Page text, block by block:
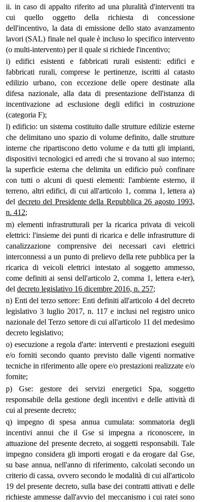
ii. in caso di appalto riferito ad una pluralità d'interventi tra
cui quello oggetto della richiesta di concessione
dell'incentivo, la data di emissione dello stato avanzamento
lavori (SAL) finale nel quale è incluso lo specifico intervento
(o multi-intervento) per il quale si richiede l'incentivo;
i) edifici esistenti e fabbricati rurali esistenti: edifici e
fabbricati rurali, comprese le pertinenze, iscritti al catasto
edilizio urbano, con eccezione delle opere destinate alla
difesa nazionale, alla data di presentazione dell'istanza di
incentivazione ad esclusione degli edifici in costruzione
(categoria F);
l) edificio: un sistema costituito dalle strutture edilizie esterne
che delimitano uno spazio di volume definito, dalle strutture
interne che ripartiscono detto volume e da tutti gli impianti,
dispositivi tecnologici ed arredi che si trovano al suo interno;
la superficie esterna che delimita un edificio può confinare
con tutti o alcuni di questi elementi: l'ambiente esterno, il
terreno, altri edifici, di cui all'articolo 1, comma 1, lettera a)
del decreto del Presidente della Repubblica 26 agosto 1993,
n. 412;
m) elementi infrastrutturali per la ricarica privata di veicoli
elettrici: l'insieme dei punti di ricarica e delle infrastrutture di
canalizzazione comprensive dei necessari cavi elettrici
interconnessi a un punto di prelievo della rete pubblica per la
ricarica di veicoli elettrici intestato al soggetto ammesso,
come definiti ai sensi dell'articolo 2, comma 1, lettera e-ter),
del decreto legislativo 16 dicembre 2016, n. 257;
n) Enti del terzo settore: Enti definiti all'articolo 4 del decreto
legislativo 3 luglio 2017, n. 117 e inclusi nel registro unico
nazionale del Terzo settore di cui all'articolo 11 del medesimo
decreto legislativo;
o) esecuzione a regola d'arte: interventi e prestazioni eseguiti
e/o forniti secondo quanto previsto dalle vigenti normative
tecniche in riferimento alle opere e/o prestazioni realizzate e/o
fornite;
p) Gse: gestore dei servizi energetici Spa, soggetto
responsabile della gestione degli incentivi e delle attività di
cui al presente decreto;
q) impegno di spesa annua cumulata: sommatoria degli
incentivi annui che il Gse si impegna a riconoscere, in
attuazione del presente decreto, ai soggetti responsabili. Tale
impegno considera gli importi erogati e da erogare dal Gse,
su base annua, nell'anno di riferimento, calcolati secondo un
criterio di cassa, ovvero secondo le modalità di cui all'articolo
19 del presente decreto, sulla base dei contratti attivati e delle
richieste ammesse dall'avvio del meccanismo i cui ratei sono